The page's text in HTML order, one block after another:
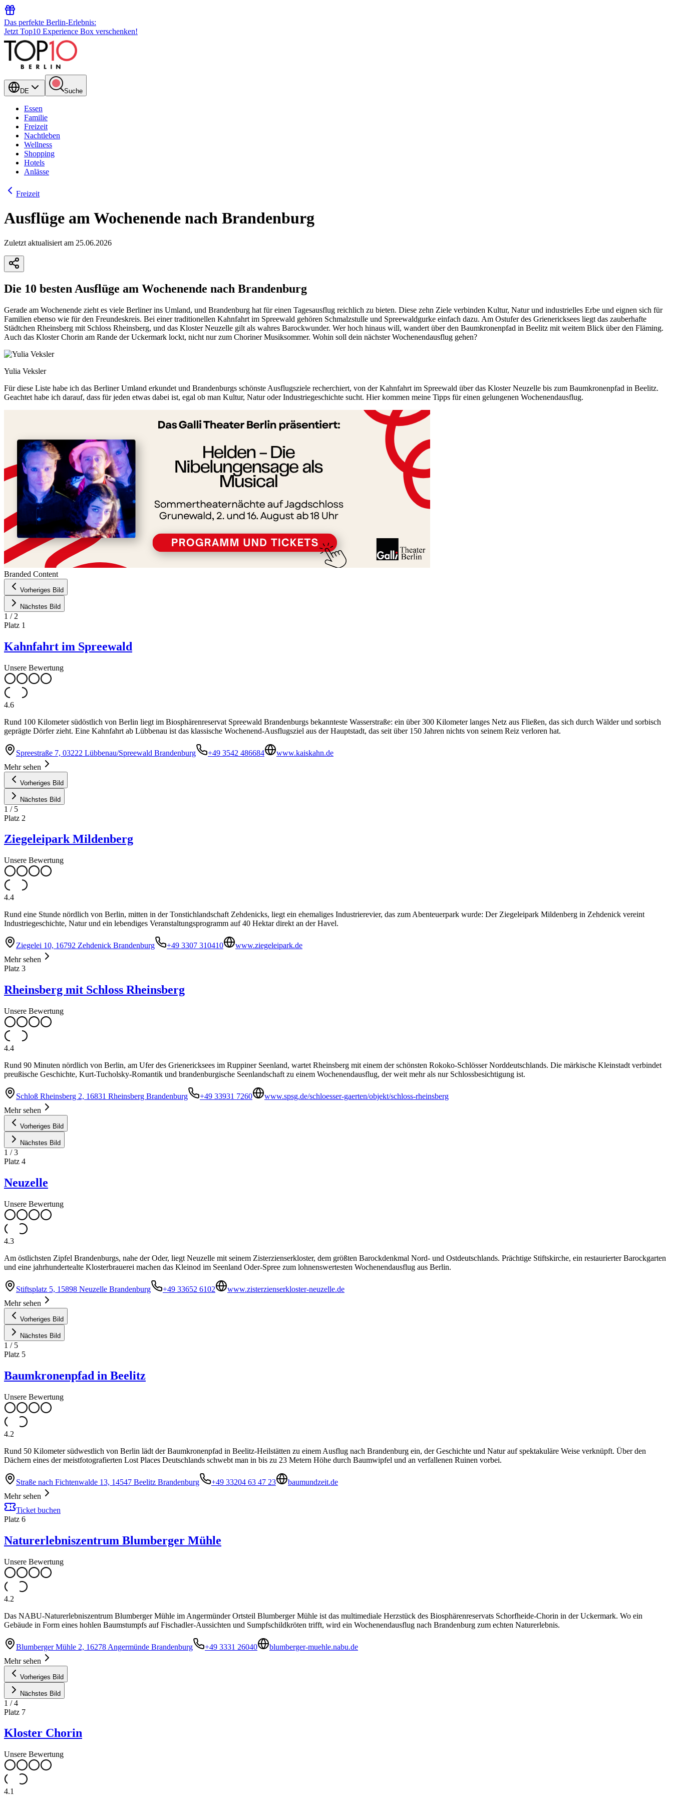
Das perfekte Berlin-Erlebnis:
Jetzt Top10 Experience Box verschenken!
DE Suche
Essen
Familie
Freizeit
Nachtleben
Wellness
Shopping
Hotels
Anlässe
Freizeit
Ausflüge am Wochenende nach Brandenburg
Zuletzt aktualisiert am 25.06.2026
Die 10 besten Ausflüge am Wochenende nach Brandenburg
Gerade am Wochenende zieht es viele Berliner ins Umland, und Brandenburg hat für einen Tagesausflug reichlich zu bieten. Diese zehn Ziele verbinden Kultur, Natur und industrielles Erbe und eignen sich für
Familien ebenso wie für den Freundeskreis. Bei einer traditionellen Kahnfahrt im Spreewald gehören Schmalzstulle und Spreewaldgurke einfach dazu. Am Ostufer des Grienericksees liegt das zauberhafte
Städtchen Rheinsberg mit Schloss Rheinsberg, und das Kloster Neuzelle gilt als wahres Barockwunder. Wer hoch hinaus will, wandert über den Baumkronenpfad in Beelitz mit weitem Blick über den Fläming.
Auch das Kloster Chorin am Rande der Uckermark lockt, nicht nur zum Choriner Musiksommer. Wohin soll dein nächster Wochenendausflug gehen?
Yulia Veksler
Für diese Liste habe ich das Berliner Umland erkundet und Brandenburgs schönste Ausflugsziele recherchiert, von der Kahnfahrt im Spreewald über das Kloster Neuzelle bis zum Baumkronenpfad in Beelitz.
Geachtet habe ich darauf, dass für jeden etwas dabei ist, egal ob man Kultur, Natur oder Industriegeschichte sucht. Hier kommen meine Tipps für einen gelungenen Wochenendausflug.
−
Branded Content
Vorheriges Bild
Nächstes Bild
1 / 2
Platz 1
Kahnfahrt im Spreewald
Unsere Bewertung
4.6
Rund 100 Kilometer südöstlich von Berlin liegt im Biosphärenreservat Spreewald Brandenburgs bekannteste Wasserstraße: ein über 300 Kilometer langes Netz aus Fließen, das sich durch Wälder und sorbisch
geprägte Dörfer zieht. Eine Kahnfahrt ab Lübbenau ist das klassische Wochenend-Ausflugsziel aus der Hauptstadt, das seit über 150 Jahren nichts von seinem Reiz verloren hat.
Spreestraße 7, 03222 Lübbenau/Spreewald Brandenburg +49 3542 486684
www.kaiskahn.de
Mehr sehen
Vorheriges Bild
Nächstes Bild
1 / 5
Platz 2
Ziegeleipark Mildenberg
Unsere Bewertung
4.4
Rund eine Stunde nördlich von Berlin, mitten in der Tonstichlandschaft Zehdenicks, liegt ein ehemaliges Industrierevier, das zum Abenteuerpark wurde: Der Ziegeleipark Mildenberg in Zehdenick vereint
Industriegeschichte, Natur und ein lebendiges Veranstaltungsprogramm auf 40 Hektar direkt an der Havel.
Ziegelei 10, 16792 Zehdenick Brandenburg +49 3307 310410
www.ziegeleipark.de
Mehr sehen
Platz 3
Rheinsberg mit Schloss Rheinsberg
Unsere Bewertung
4.4
Rund 90 Minuten nördlich von Berlin, am Ufer des Grienericksees im Ruppiner Seenland, wartet Rheinsberg mit einem der schönsten Rokoko-Schlösser Norddeutschlands. Die märkische Kleinstadt verbindet
preußische Geschichte, Kurt-Tucholsky-Romantik und brandenburgische Seenlandschaft zu einem Wochenendausflug, der weit mehr als nur Schlossbesichtigung ist.
Schloß Rheinsberg 2, 16831 Rheinsberg Brandenburg +49 33931 7260
www.spsg.de/schloesser-gaerten/objekt/schloss-rheinsberg
Mehr sehen
Vorheriges Bild
Nächstes Bild
1 /3
Platz 4
Neuzelle
Unsere Bewertung
4.3
Am östlichsten Zipfel Brandenburgs, nahe der Oder, liegt Neuzelle mit seinem Zisterzienserkloster, dem größten Barockdenkmal Nord- und Ostdeutschlands. Prächtige Stiftskirche, ein restaurierter Barockgarten
und eine jahrhundertealte Klosterbrauerei machen das Kleinod im Seenland Oder-Spree zum lohnenswertesten Wochenendausflug aus Berlin.
Stiftsplatz 5, 15898 Neuzelle Brandenburg +49 33652 6102
www.zisterzienserkloster-neuzelle.de
Mehr sehen
Vorheriges Bild
Nächstes Bild
1 / 5
Platz 5
Baumkronenpfad in Beelitz
Unsere Bewertung
4.2
Rund 50 Kilometer südwestlich von Berlin lädt der Baumkronenpfad in Beelitz-Heilstätten zu einem Ausflug nach Brandenburg ein, der Geschichte und Natur auf spektakuläre Weise verknüpft. Über den
Dächern eines der meistfotografierten Lost Places Deutschlands schwebt man in bis zu 23 Metern Höhe durch Baumwipfel und an verfallenen Ruinen vorbei.
Straße nach Fichtenwalde 13, 14547 Beelitz Brandenburg +49 33204 63 47 23
baumundzeit.de
Mehr sehen
Ticket buchen
Platz 6
Naturerlebniszentrum Blumberger Mühle
Unsere Bewertung
4.2
Das NABU-Naturerlebniszentrum Blumberger Mühle im Angermünder Ortsteil Blumberger Mühle ist das multimediale Herzstück des Biosphärenreservats Schorfheide-Chorin in der Uckermark. Wo ein
Gebäude in Form eines hohlen Baumstumpfs auf Fischadler-Aussichten und Sumpfschildkröten trifft, wird ein Wochenendausflug nach Brandenburg zum echten Naturerlebnis.
Blumberger Mühle 2, 16278 Angermünde Brandenburg +49 3331 26040
blumberger-muehle.nabu.de
Mehr sehen
Vorheriges Bild
Nächstes Bild
1 /4
Platz 7
Kloster Chorin
Unsere Bewertung
4.1